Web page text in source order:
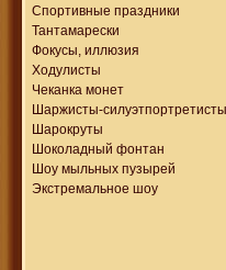
Спортивные праздники
Тантамарески
Фокусы, иллюзия
Ходулисты
Чеканка монет
Шаржисты-силуэтпортретисты
Шарокруты
Шоколадный фонтан
Шоу мыльных пузырей
Экстремальное шоу